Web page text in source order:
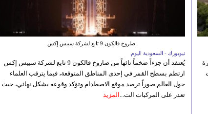
صاروخ فالكون 9 تابع لشركة سبيس إكس
نيويورك - السعودية اليوم
يُعتقد أن جزءاً ضخماً تائهاً من صاروخ فالكون 9 تابع لشركة سبيس إكس
ارتطم بسطح القمر في إحدى المناطق المتوقعة، فيما يترقب العلماء
حول العالم صوراً ترصد موقع الاصطدام وتؤكد وقوعه بشكل نهائي، حيث
تعذر على المركبات الت... المزيد